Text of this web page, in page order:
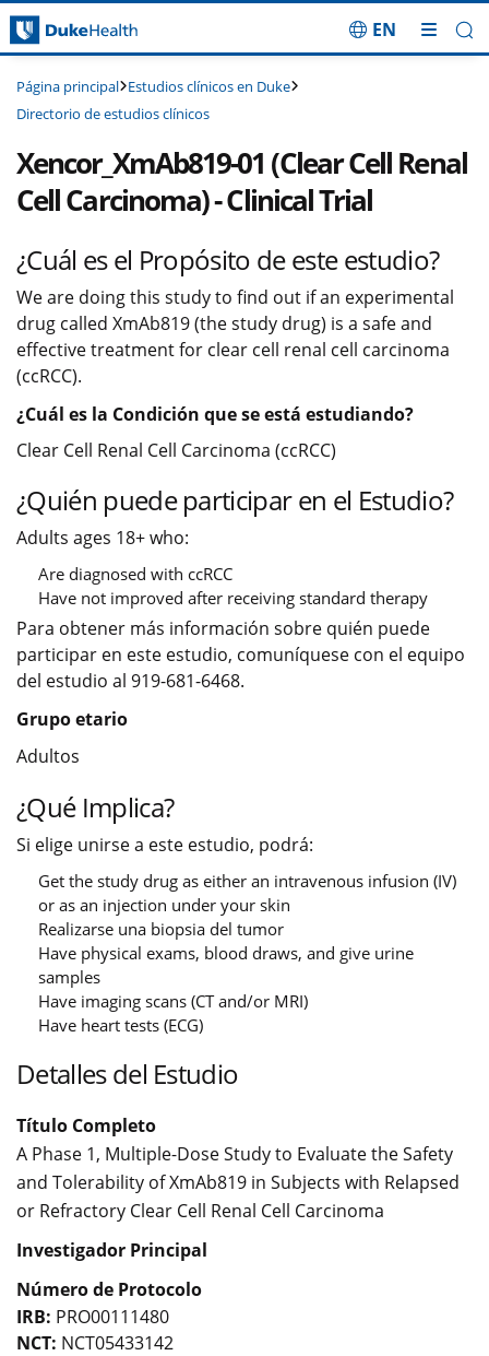
Saltar navegación
EN
Página principal Estudios clínicos en Duke
Directorio de estudios clínicos
Xencor_XmAb819-01 (Clear Cell Renal
Cell Carcinoma) - Clinical Trial
¿Cuál es el Propósito de este estudio?
We are doing this study to find out if an experimental
drug called XmAb819 (the study drug) is a safe and
effective treatment for clear cell renal cell carcinoma
(ccRCC).
¿Cuál es la Condición que se está estudiando?
Clear Cell Renal Cell Carcinoma (ccRCC)
¿Quién puede participar en el Estudio?
Adults ages 18+ who:
Are diagnosed with ccRCC
Have not improved after receiving standard therapy
Para obtener más información sobre quién puede
participar en este estudio, comuníquese con el equipo
del estudio al 919-681-6468.
Grupo etario
Adultos
¿Qué Implica?
Si elige unirse a este estudio, podrá:
Get the study drug as either an intravenous infusion (IV)
or as an injection under your skin
Realizarse una biopsia del tumor
Have physical exams, blood draws, and give urine
samples
Have imaging scans (CT and/or MRI)
Have heart tests (ECG)
Detalles del Estudio
Título Completo
A Phase 1, Multiple-Dose Study to Evaluate the Safety
and Tolerability of XmAb819 in Subjects with Relapsed
or Refractory Clear Cell Renal Cell Carcinoma
Investigador Principal
Número de Protocolo
IRB: PRO00111480
NCT: NCT05433142